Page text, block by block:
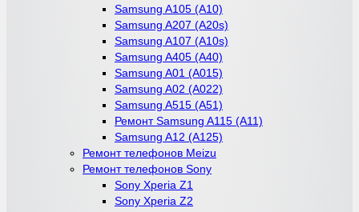
Samsung A105 (A10)
Samsung A207 (A20s)
Samsung A107 (A10s)
Samsung A405 (A40)
Samsung A01 (A015)
Samsung A02 (A022)
Samsung A515 (A51)
Ремонт Samsung A115 (A11)
Samsung A12 (A125)
Ремонт телефонов Meizu
Ремонт телефонов Sony
Sony Xperia Z1
Sony Xperia Z2